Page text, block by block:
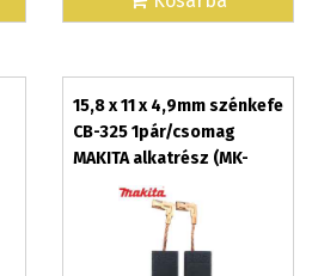
15,8 x 11 x 4,9mm szénkefe
CB-325 1pár/csomag
MAKITA alkatrész (MK-
194074-2)